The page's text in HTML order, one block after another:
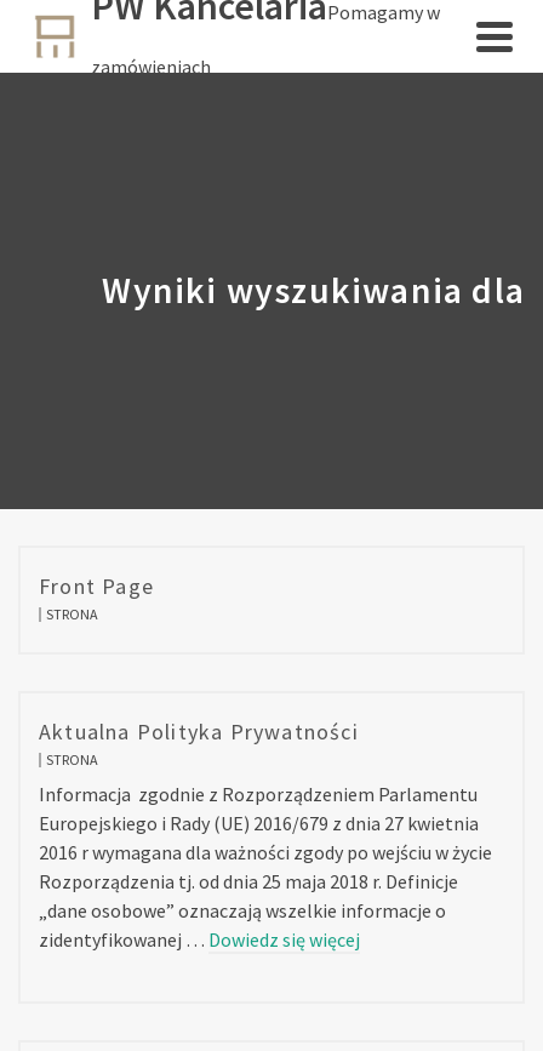
Pomagamy w
zamówieniach
Wyniki wyszukiwania dla
Front Page
STRONA
Aktualna Polityka Prywatności
STRONA
Informacja zgodnie z Rozporządzeniem Parlamentu
Europejskiego i Rady (UE) 2016/679 z dnia 27 kwietnia
2016 r wymagana dla ważności zgody po wejściu w życie
Rozporządzenia tj. od dnia 25 maja 2018 r. Definicje
„dane osobowe” oznaczają wszelkie informacje o
zidentyfikowanej … Dowiedz się więcej